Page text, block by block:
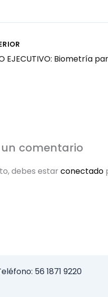
un comentario
debes estar conectado
56 1871 9220